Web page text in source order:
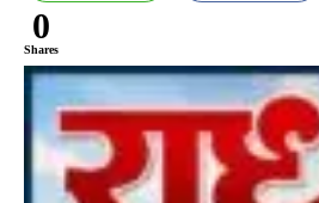
0
Shares